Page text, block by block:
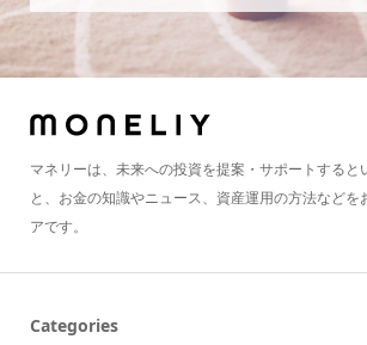
マネリーは、未来への投資を提案・サポートすると
と、お金の知識やニュース、資産運用の方法などを
アです。
Categories